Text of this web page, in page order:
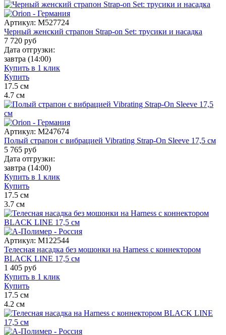
Артикул: M527724
Черный женский страпон Strap-on Set: трусики и насадка
7 720 руб
Дата отгрузки:
завтра (14:00)
Купить в 1 клик
Купить
17.5 см
4.7 см
Артикул: M247674
Полый страпон с вибрацией Vibrating Strap-On Sleeve 17,5 см
5 765 руб
Дата отгрузки:
завтра (14:00)
Купить в 1 клик
Купить
17.5 см
3.7 см
Артикул: M122544
Телесная насадка без мошонки на Harness с коннектором
BLACK LINE 17,5 см
1 405 руб
Купить в 1 клик
Купить
17.5 см
4.2 см